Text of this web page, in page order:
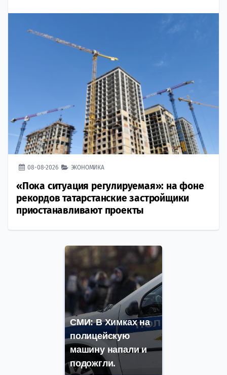
08-08-2026 ЭКОНОМИКА
«Пока ситуация регулируемая»: на фоне
рекордов татарстанские застройщики
приостанавливают проекты
СМИ: В Химках на
полицейскую
машину напали и
подожгли.